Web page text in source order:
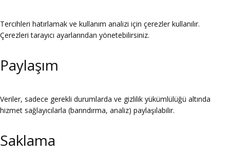
Tercihleri hatırlamak ve kullanım analizi için çerezler kullanılır.
Çerezleri tarayıcı ayarlarından yönetebilirsiniz.
Paylaşım
Veriler, sadece gerekli durumlarda ve gizlilik yükümlülüğü altında
hizmet sağlayıcılarla (barındırma, analiz) paylaşılabilir.
Saklama